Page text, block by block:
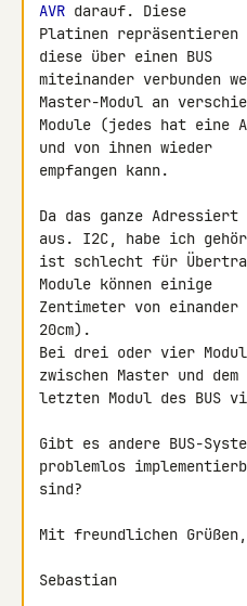
AVR darauf. Diese
Platinen repräsentieren
diese über einen BUS
miteinander verbunden
Master-Modul an
Module (jedes hat eine
und von ihnen wieder
empfangen kann.
Da das ganze
aus. I2C, habe ich
ist schlecht für
Module können einige
Zentimeter von
20cm).
Bei drei oder vier
zwischen Master und dem
letzten Modul des BUS
Gibt es andere BUS-
problemlos
sind?
Mit freundlichen Grüßen,
Sebastian